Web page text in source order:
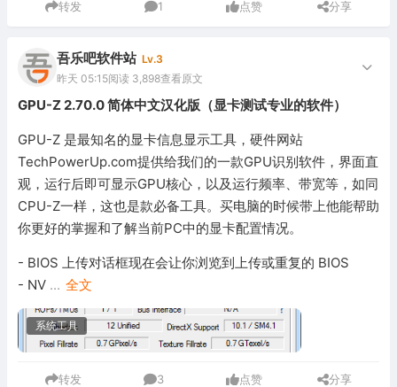
转发 1 点赞 分享
吾乐吧软件站 Lv.3
昨天 05:15阅读 3,898查看原文
GPU-Z 2.70.0 简体中文汉化版（显卡测试专业的软件）
GPU-Z 是最知名的显卡信息显示工具，硬件网站
TechPowerUp.com提供给我们的一款GPU识别软件，界面直
观，运行后即可显示GPU核心，以及运行频率、带宽等，如同
CPU-Z一样，这也是款必备工具。买电脑的时候带上他能帮助
你更好的掌握和了解当前PC中的显卡配置情况。
- BIOS 上传对话框现在会让你浏览到上传或重复的 BIOS
- NV ... 全文
系统工具
转发 3 点赞 分享